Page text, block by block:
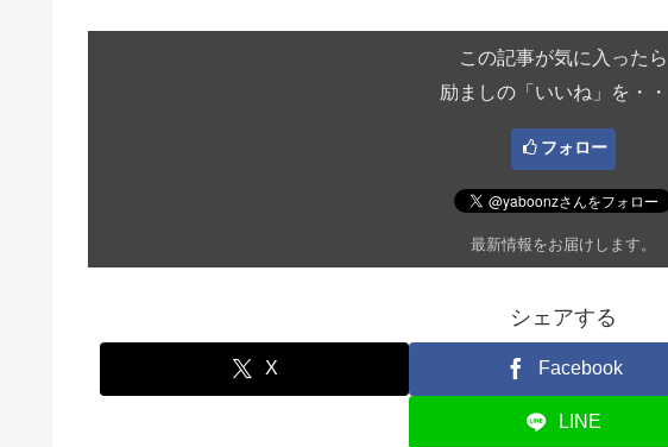
この記事が気に入ったら
励ましの「いいね」を・・
フォロー
最新情報をお届けします。
シェアする
X Facebook
LINE